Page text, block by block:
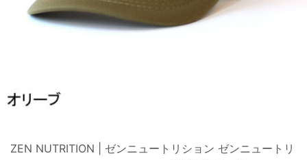
ZEN NUTRITION | ゼンニュートリション ゼンニュートリ